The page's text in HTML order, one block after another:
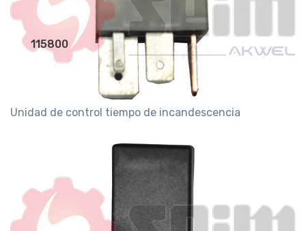
115800
Unidad de control tiempo de incandescencia